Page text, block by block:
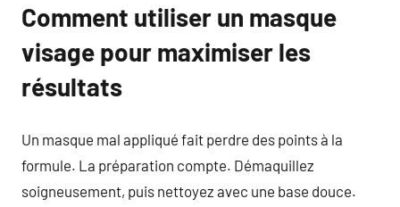
Comment utiliser un masque
visage pour maximiser les
résultats
Un masque mal appliqué fait perdre des points à la
formule. La préparation compte. Démaquillez
soigneusement, puis nettoyez avec une base douce.